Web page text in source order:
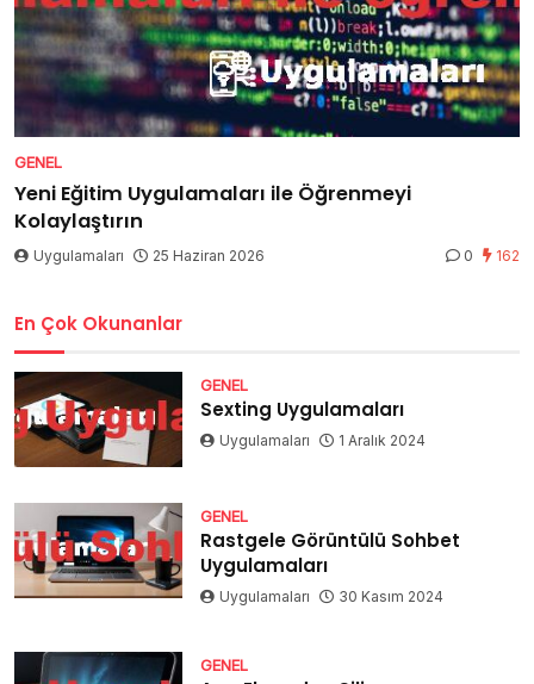
GENEL
Yeni Eğitim Uygulamaları ile Öğrenmeyi
Kolaylaştırın
Uygulamaları 25 Haziran 2026 0 162
En Çok Okunanlar
GENEL
Sexting Uygulamaları
Uygulamaları 1 Aralık 2024
GENEL
Rastgele Görüntülü Sohbet
Uygulamaları
Uygulamaları 30 Kasım 2024
GENEL